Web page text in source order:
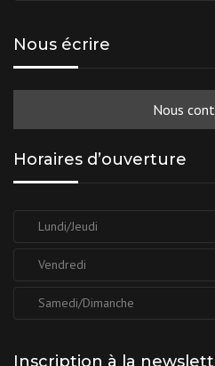
Nous écrire
Nous
Horaires d’ouverture
Lundi/Jeudi
Vendredi
Samedi/Dimanche
Inscription à la